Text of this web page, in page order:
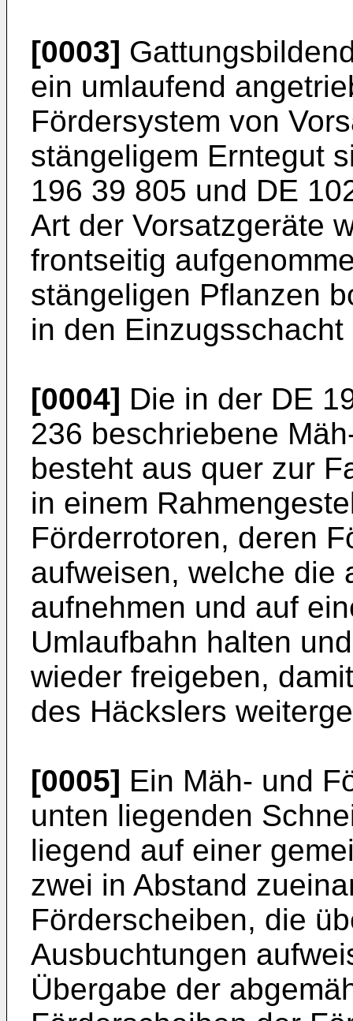
[0003]
ein umlaufend
Fördersystem von
stängeligem Erntegut
196 39 805 und DE
Art der Vorsatzgeräte
frontseitig
stängeligen Pflanzen
in den
[0004] Die in der DE
236 beschriebene
besteht aus quer zur
in einem
Förderrotoren, deren
aufweisen, welche die
aufnehmen und auf
Umlaufbahn halten
wieder freigeben,
des Häckslers
[0005] Ein Mäh- und
unten liegenden
liegend auf einer
zwei in Abstand
Förderscheiben, die
Ausbuchtungen
Übergabe der